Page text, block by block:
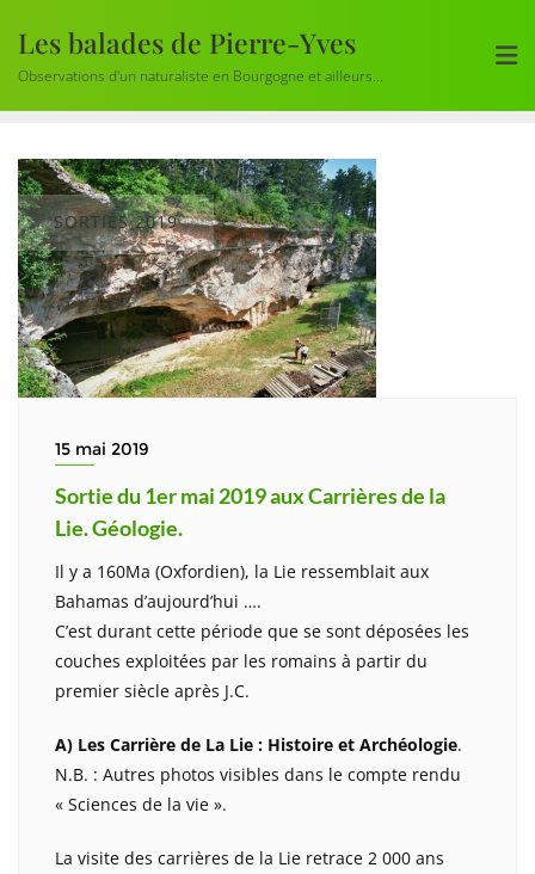
content
Les balades de Pierre-Yves
Observations d'un naturaliste en Bourgogne et ailleurs...
SORTIES 2019
15 mai 2019
Sortie du 1er mai 2019 aux Carrières de la
Lie. Géologie.
Il y a 160Ma (Oxfordien), la Lie ressemblait aux
Bahamas d’aujourd’hui ….
C’est durant cette période que se sont déposées les
couches exploitées par les romains à partir du
premier siècle après J.C.
A) Les Carrière de La Lie : Histoire et Archéologie.
N.B. : Autres photos visibles dans le compte rendu
« Sciences de la vie ».
La visite des carrières de la Lie retrace 2 000 ans